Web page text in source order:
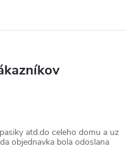
atd.do celeho domu a uz
objednavka bola odoslana